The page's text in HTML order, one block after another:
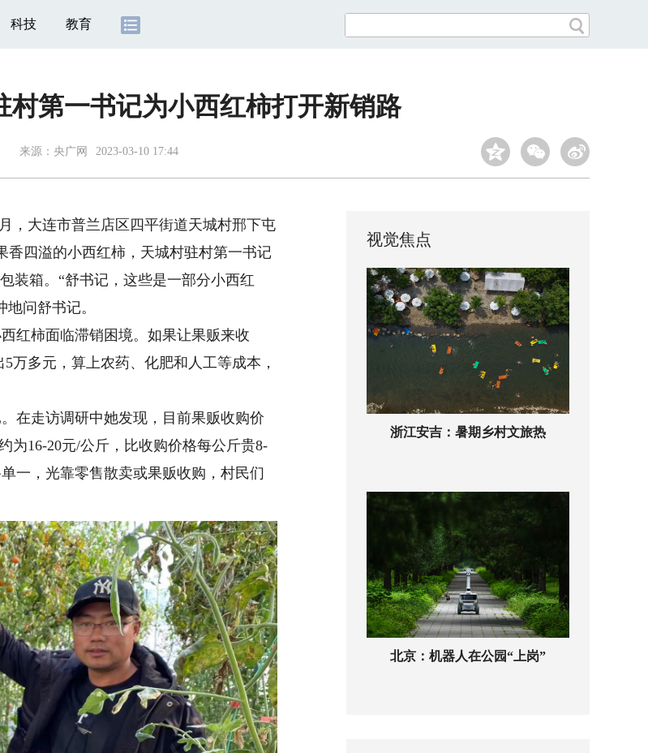
科技 教育
村第一书记为小西红柿打开新销路
来源： 央广网 2023-03-10 17:44
大连市普兰店区四平街道天城村邢下屯
香四溢的小西红柿，天城村驻村第一书记
装箱。“舒书记，这些是一部分小西红
问舒书记。
柿面临滞销困境。如果让果贩来收
万多元，算上农药、化肥和人工等成本，
走访调研中她发现，目前果贩收购价
为16-20元/公斤，比收购价格每公斤贵8-
一，光靠零售散卖或果贩收购，村民们
视觉焦点
浙江安吉：暑期乡村文旅热
北京：机器人在公园“上岗”